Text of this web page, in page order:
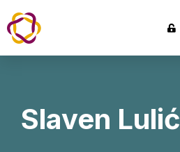
Slaven Lulić